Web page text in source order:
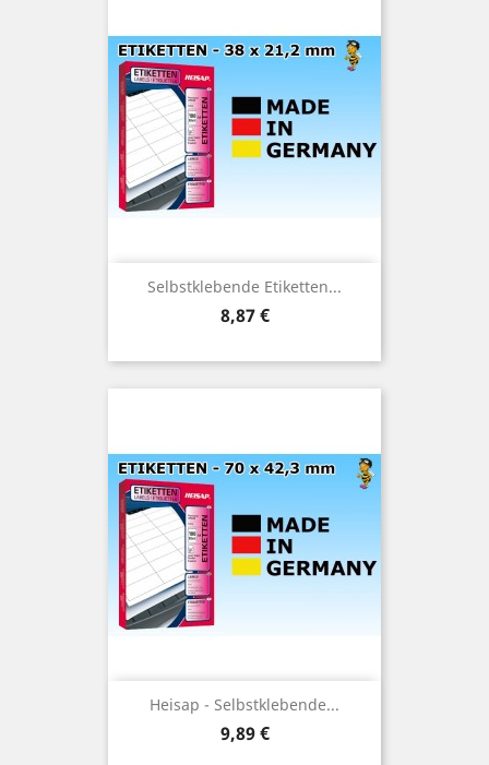
Selbstklebende Etiketten...
Preis
8,87 €
Heisap - Selbstklebende...
Preis
9,89 €